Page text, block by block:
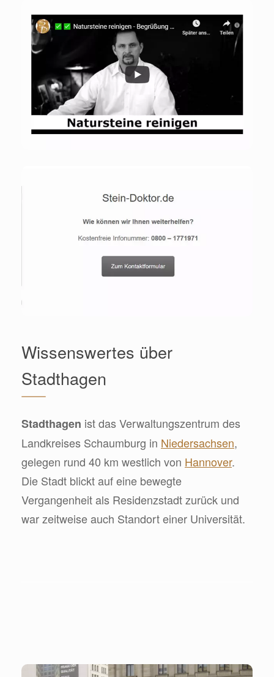
Wissenswertes über
Stadthagen
Stadthagen ist das Verwaltungszentrum des
Landkreises Schaumburg in Niedersachsen,
gelegen rund 40 km westlich von Hannover.
Die Stadt blickt auf eine bewegte
Vergangenheit als Residenzstadt zurück und
war zeitweise auch Standort einer Universität.